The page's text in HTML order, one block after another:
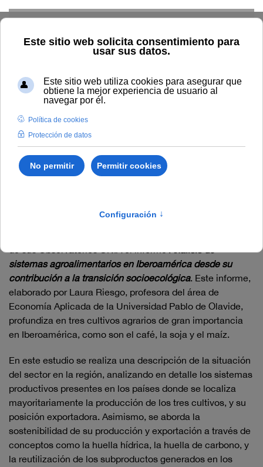
Inicio Investigación Observatorios Medioambiente
Observatorios UNIA de
Medioambiente
Con motivo del Día Internacional del Medioambiente, la
de sus Observatorios UNIA el informeAnálisis de
sistemas agroalimentarios en Iberoamérica desde su
contribución a la transición socioecológica. Este informe,
elaborado por Laura Riesgo, profesora del área de
Economía Aplicada de la Universidad Pablo de Olavide,
profundiza en tres cultivos agrarios de gran importancia
en Iberoamérica, como son el café, la soja y el maíz.
En este estudio se realiza una descripción de la situación
del sector en la región, analizando en detalle los sistemas
productivos presentes en los países donde se localiza
mayoritariamente la producción de los tres cultivos, y su
posición exportadora. Asimismo, se aborda la
sostenibilidad de su producción y exportación a través de
conceptos como la huella hídrica, la huella de carbono, y
la reutilización de los subproductos generados en los